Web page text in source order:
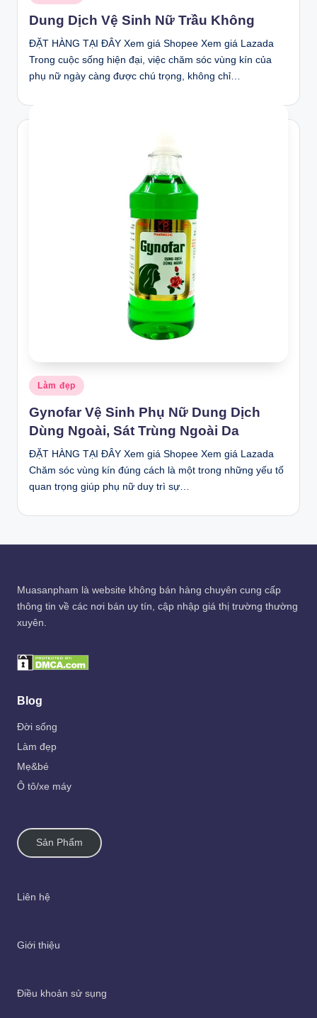
in
Dung Dịch Vệ Sinh Nữ Trầu Không
ĐẶT HÀNG TẠI ĐÂY Xem giá Shopee Xem giá Lazada
Trong cuộc sống hiện đại, việc chăm sóc vùng kín của
phụ nữ ngày càng được chú trọng, không chỉ…
Posted
in
Làm đẹp
Gynofar Vệ Sinh Phụ Nữ Dung Dịch
Dùng Ngoài, Sát Trùng Ngoài Da
ĐẶT HÀNG TẠI ĐÂY Xem giá Shopee Xem giá Lazada
Chăm sóc vùng kín đúng cách là một trong những yếu tố
quan trọng giúp phụ nữ duy trì sự…
Muasanpham là website không bán hàng chuyên cung cấp
thông tin về các nơi bán uy tín, cập nhập giá thị trường thường
xuyên.
Blog
Đời sống
Làm đẹp
Mẹ&bé
Ô tô/xe máy
Sản Phẩm
Liên hệ
Giới thiệu
Điều khoản sử sụng